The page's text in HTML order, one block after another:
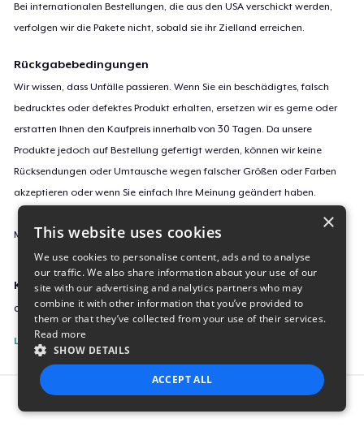
Bei internationalen Bestellungen, die aus den USA verschickt werden,
verfolgen wir die Pakete nicht, sobald sie ihr Zielland erreichen.
Rückgabebedingungen
Wir wissen, dass Unfälle passieren. Wenn Sie ein beschädigtes, falsch
bedrucktes oder defektes Produkt erhalten, ersetzen wir es gerne oder
erstatten Ihnen den Kaufpreis innerhalb von 30 Tagen. Da unsere
Produkte jedoch auf Bestellung gefertigt werden, können wir keine
Rücksendungen oder Umtausche wegen falscher Größen oder Farben
akzeptieren oder wenn Sie einfach Ihre Meinung geändert haben.
Mehr Informationen zu unseren Rückgaberichtlinien findest du
Kampagnen-ID:
christmas-cat-tastrophe
Listing melden
×
This website uses cookies
We use cookies to personalise content, ads and to analyse
our traffic. We also share information about your use of our
site with our advertising and analytics partners who may
combine it with other information that you’ve provided to
them or that they’ve collected from your use of their services.
Read more
SHOW DETAILS
ACCEPT ALL
STRICTLY NECESSARY PERFORMANCE